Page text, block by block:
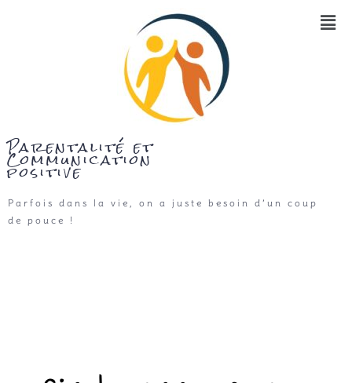
Parentalité et
Communication
positive
Parfois dans la vie, on a juste besoin d’un coup
de pouce !